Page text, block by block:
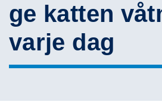
ge katten
varje dag